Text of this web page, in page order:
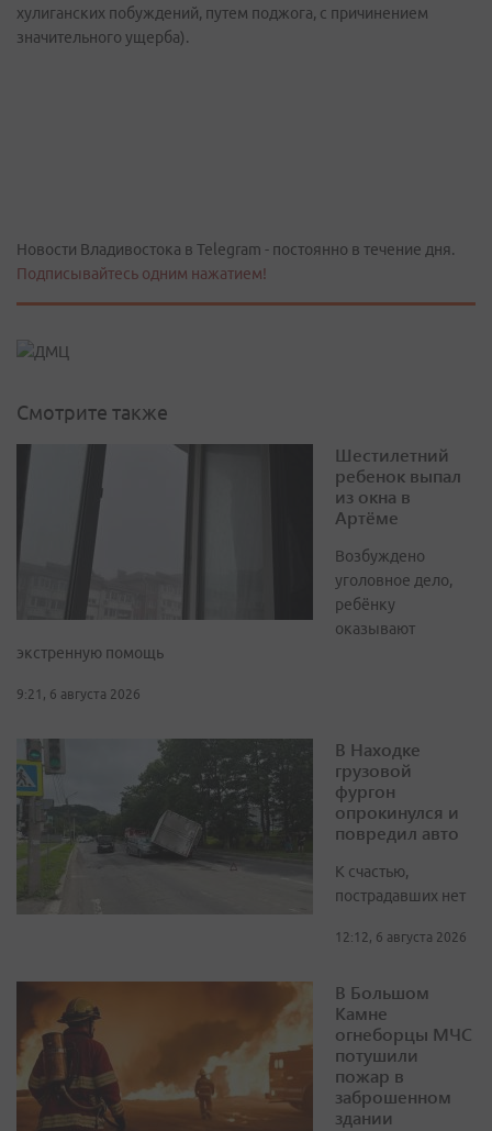
хулиганских побуждений, путем поджога, с причинением
значительного ущерба).
Новости Владивостока в Telegram - постоянно в течение дня.
Подписывайтесь одним нажатием!
Смотрите также
Шестилетний
ребенок выпал
из окна в
Артёме
Возбуждено
уголовное дело,
ребёнку
оказывают
экстренную помощь
9:21, 6 августа 2026
В Находке
грузовой
фургон
опрокинулся и
повредил авто
К счастью,
пострадавших нет
12:12, 6 августа 2026
В Большом
Камне
огнеборцы МЧС
потушили
пожар в
заброшенном
здании